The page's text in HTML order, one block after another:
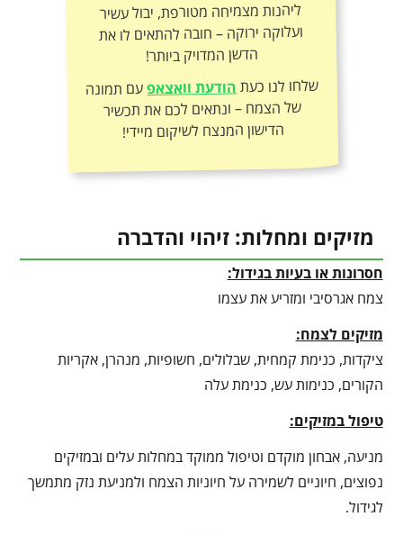
הדשן המדויק ביותר!
שלחו לנו כעתהודעת וואצאפעם תמונה
של הצמח – ונתאים לכם את תכשיר
הדישון המנצח לשיקום מיידי!
מזיקים ומחלות: זיהוי והדברה
חסרונות או בעיות בגידול:
צמח אגרסיבי ומזריע את עצמו
מזיקים לצמח:
ציקדות, כנימת קמחית, שבלולים, חשופיות, מנהרן, אקריות
הקורים, כנימות עש, כנימת עלה
טיפול במזיקים:
מניעה, אבחון מוקדם וטיפול ממוקד במחלות עלים ובמזיקים
נפוצים, חיוניים לשמירה על חיוניות הצמח ולמניעת נזק מתמשך
לגידול.